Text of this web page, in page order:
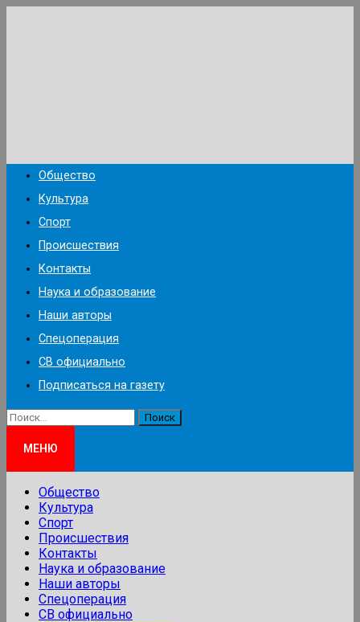
Общество
Культура
Спорт
Происшествия
Контакты
Наука и образование
Наши авторы
Спецоперация
СВ официально
Подписаться на газету
Найти:
МЕНЮ
Общество
Культура
Спорт
Происшествия
Контакты
Наука и образование
Наши авторы
Спецоперация
СВ официально